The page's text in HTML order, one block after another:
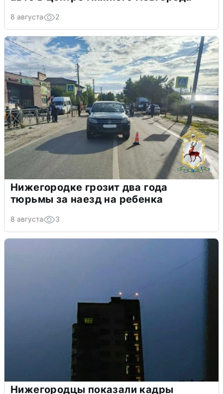
8 августа 2
Нижегородке грозит два года
тюрьмы за наезд на ребенка
8 августа 3
Нижегородцы показали кадры